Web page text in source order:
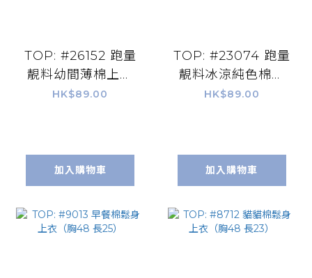
TOP: #26152 跑量
靚料幼間薄棉上衣
（胸42 腰41 長
HK$89.00
加入購物車
TOP: #23074 跑量
靚料冰涼純色棉上
衣（胸42 腰41 長
HK$89.00
加入購物車